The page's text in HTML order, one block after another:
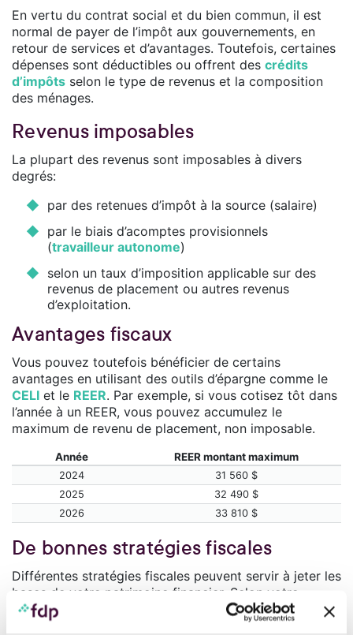
En vertu du contrat social et du bien commun, il est
normal de payer de l’impôt aux gouvernements, en
retour de services et d’avantages. Toutefois, certaines
dépenses sont déductibles ou offrent des crédits
d’impôts selon le type de revenus et la composition
des ménages.
Revenus imposables
La plupart des revenus sont imposables à divers
degrés:
par des retenues d’impôt à la source (salaire)
par le biais d’acomptes provisionnels
(travailleur autonome)
selon un taux d’imposition applicable sur des
revenus de placement ou autres revenus
d’exploitation.
Avantages fiscaux
Vous pouvez toutefois bénéficier de certains
avantages en utilisant des outils d’épargne comme le
CELI et le REER. Par exemple, si vous cotisez tôt dans
l’année à un REER, vous pouvez accumulez le
maximum de revenu de placement, non imposable.
Année REER montant maximum
2024
31 560 $
2025
32 490 $
2026
33 810 $
De bonnes stratégies fiscales
Différentes stratégies fiscales peuvent servir à jeter les
bases de votre patrimoine financier. Selon votre
situation, il est possible de maximiser vos déductions,
de réduire le revenu imposable et d’utiliser tous les